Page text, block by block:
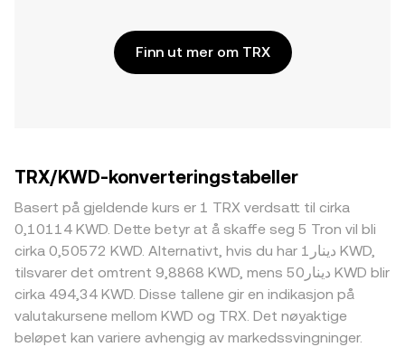
Finn ut mer om TRX
TRX/KWD-konverteringstabeller
Basert på gjeldende kurs er 1 TRX verdsatt til cirka
0,10114 KWD. Dette betyr at å skaffe seg 5 Tron vil bli
cirka 0,50572 KWD. Alternativt, hvis du har دينار1 KWD,
tilsvarer det omtrent 9,8868 KWD, mens دينار50 KWD blir
cirka 494,34 KWD. Disse tallene gir en indikasjon på
valutakursene mellom KWD og TRX. Det nøyaktige
beløpet kan variere avhengig av markedssvingninger.